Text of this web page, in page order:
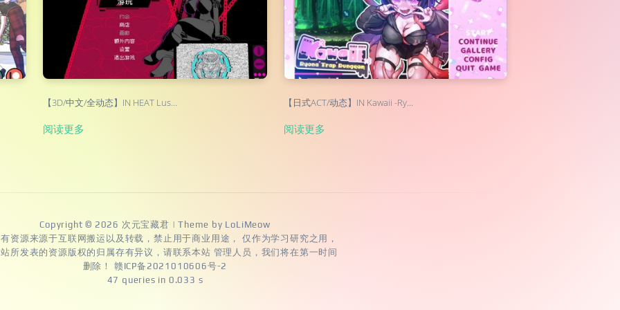
【3D/中文/全动态】IN HEAT Lus…
阅读更多
【日式ACT/动态】IN Kawaii -Ry…
阅读更多
Copyright © 2026 次元宝藏君 | Theme by LoLiMeow
资源来源于互联网搬运以及转载，禁止用于商业用途， 仅作为学习研究之用，
所发表的资源版权的归属存有异议，请联系本站 管理人员，我们将在第一时间
删除！ 赣ICP备2021010606号-2
47 queries in 0.033 s